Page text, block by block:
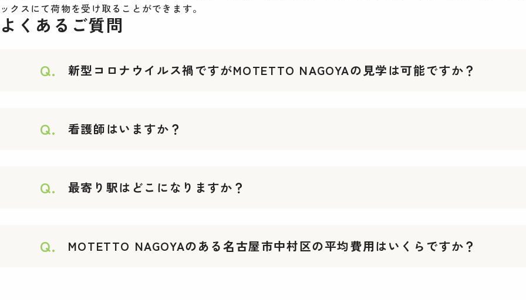
ックスにて荷物を受け取ることができます。
よくあるご質問
Q. 新型コロナウイルス禍ですがMOTETTO NAGOYAの見学は可能ですか？
Q. 看護師はいますか？
Q. 最寄り駅はどこになりますか？
Q. MOTETTO NAGOYAのある名古屋市中村区の平均費用はいくらですか？